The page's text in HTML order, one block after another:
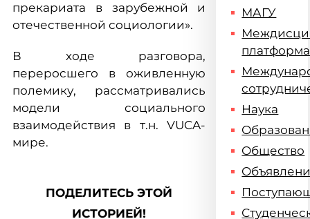
прекариата в зарубежной и
отечественной социологии».
В ходе разговора,
переросшего в оживленную
полемику, рассматривались
модели социального
взаимодействия в т.н. VUCA-
мире.
ПОДЕЛИТЕСЬ ЭТОЙ
ИСТОРИЕЙ!
МАГУ
платформа
Наука
Общество